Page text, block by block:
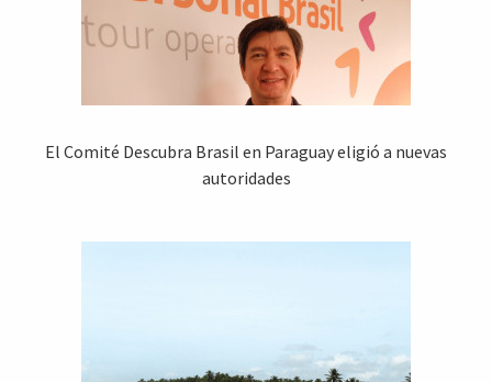
El Comité Descubra Brasil en Paraguay eligió a nuevas
autoridades